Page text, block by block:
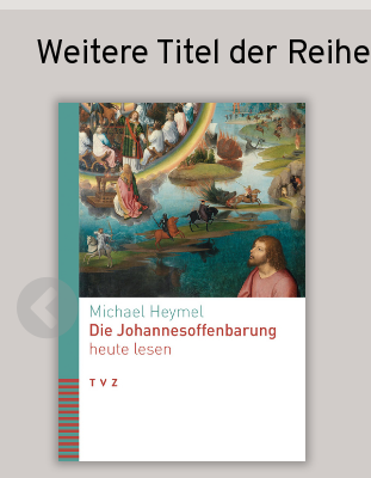
Weitere Titel der Reihe